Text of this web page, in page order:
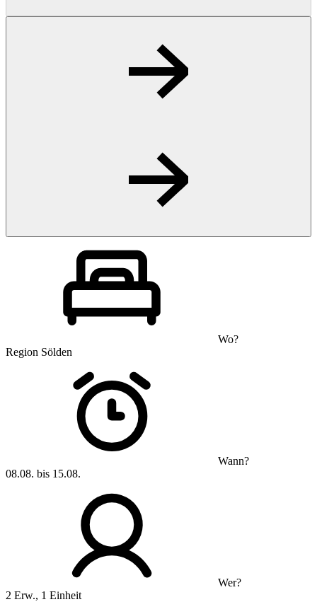
Wo?
Region Sölden
Wann?
08.08. bis 15.08.
Wer?
2 Erw., 1 Einheit